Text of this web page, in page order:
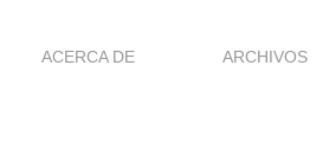
ACERCA DE ARCHIVOS